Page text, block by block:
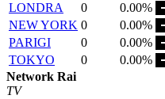
LONDRA
0
0.00%
NEW YORK 0
0.00%
PARIGI
0
0.00%
TOKYO
0
0.00%
Network Rai
TV